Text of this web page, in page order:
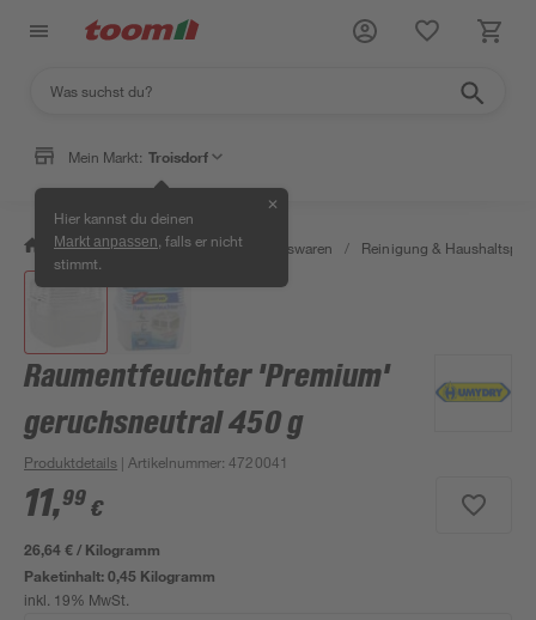
Mein Markt: Troisdorf
Hier kannst du deinen
Markt anpassen , falls er nicht
stimmt.
✕
/ Wohnen & Haushalt / Haushaltswaren / Reinigung &
Raumentfeuchter 'Premium'
geruchsneutral 450 g
Produktdetails | Artikelnummer:4720041
11,99 €
26,64 € / Kilogramm
Paketinhalt:0,45 Kilogramm
inkl. 19% MwSt.